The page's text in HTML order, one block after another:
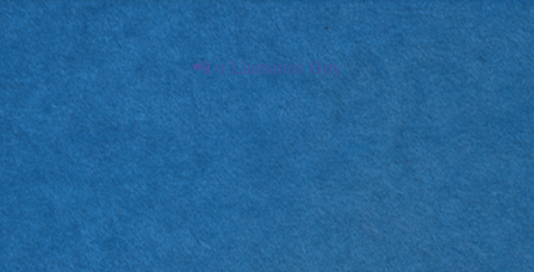
📲 o Llamanos Hoy